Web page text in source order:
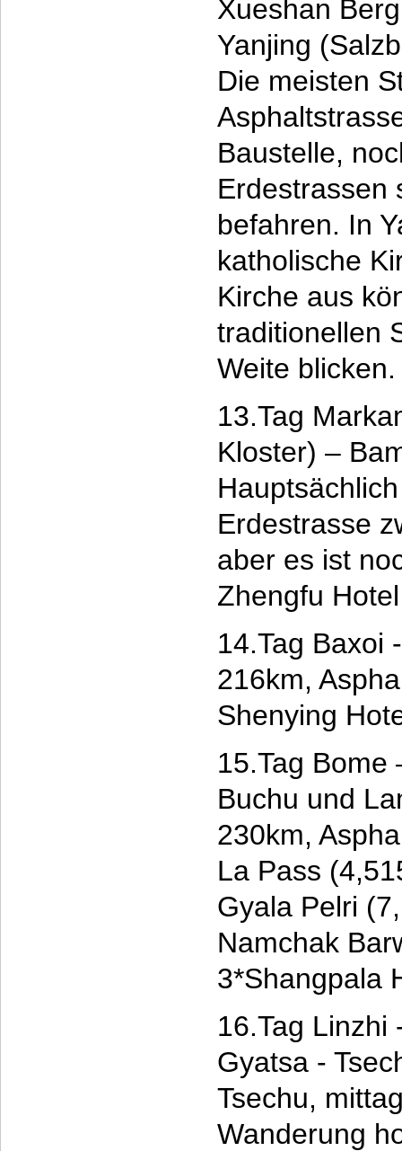
Xueshan
Yanjing
Die meisten
Baustelle,
Erdestrassen
befahren. In
katholische
Kirche aus
traditionellen
Weite
13.Tag
Kloster) –
Erdestrasse
aber es ist
Zhengfu Hotel
14.Tag Baxoi
216km,
Shenying
15.Tag Bome
Buchu und
230km,
La Pass
Gyala Pelri
Namchak
3*Shangpala
16.Tag Linzhi
Gyatsa -
Tsechu,
Wanderung